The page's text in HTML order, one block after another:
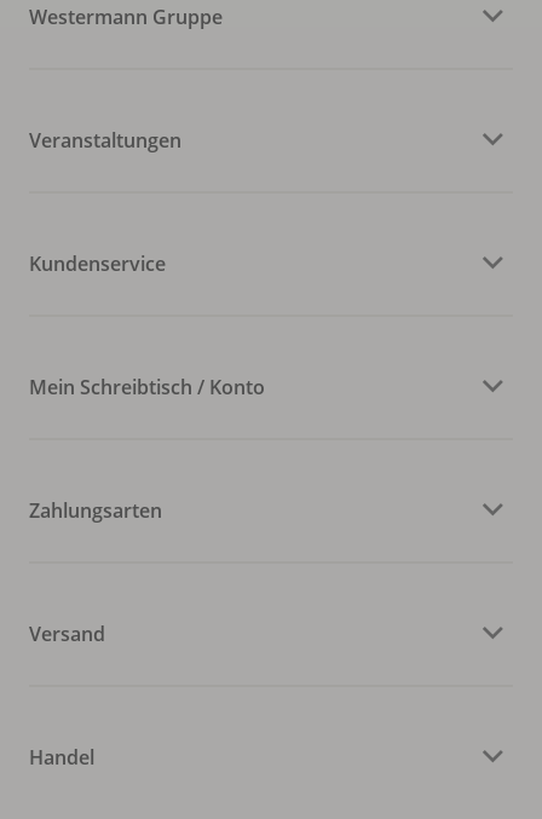
Westermann Gruppe
Veranstaltungen
Kundenservice
Mein Schreibtisch / Konto
Zahlungsarten
Versand
Handel